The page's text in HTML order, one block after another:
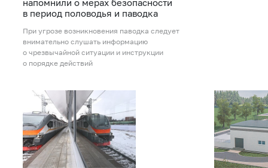
напомнили о мерах безопасности
в период половодья и паводка
При угрозе возникновения паводка следует
внимательно слушать информацию
о чрезвычайной ситуации и инструкции
о порядке действий